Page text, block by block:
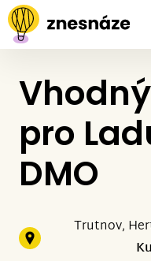
pro
DMO
Trutnov,